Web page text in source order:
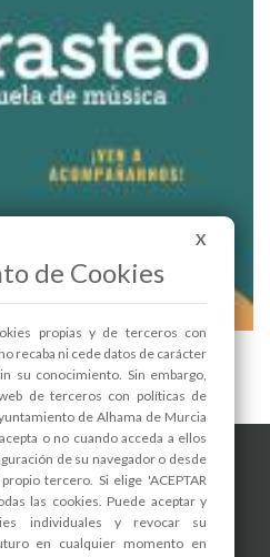
Escuela de Música
- 1
las Redes
X
de Cookies
propias y de terceros con
recaba ni cede datos de carácter
su conocimiento. Sin embargo,
de terceros con políticas de
de Alhama de Murcia
o no cuando acceda a ellos
de su navegador o desde
tercero. Si elige 'ACEPTAR
las cookies. Puede aceptar y
individuales y revocar su
en cualquier momento en